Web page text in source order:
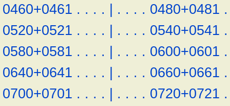
0460+0461 . . . . | . . . . 0480+0481 .
0520+0521 . . . . | . . . . 0540+0541 .
0580+0581 . . . . | . . . . 0600+0601 .
0640+0641 . . . . | . . . . 0660+0661 .
0700+0701 . . . . | . . . . 0720+0721 .